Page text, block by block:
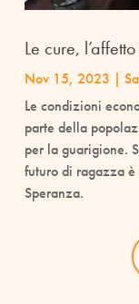
Le cure,
Nov 15, 2023 |
Le condizioni
parte della
per la guarigione.
futuro di ragazza è
Speranza.